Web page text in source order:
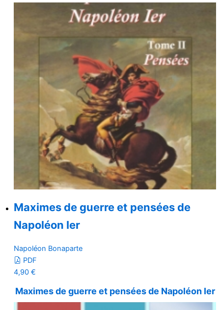
Maximes de guerre et pensées de
Napoléon Ier
Napoléon Bonaparte
PDF
4,90 €
Maximes de guerre et pensées de Napoléon Ier